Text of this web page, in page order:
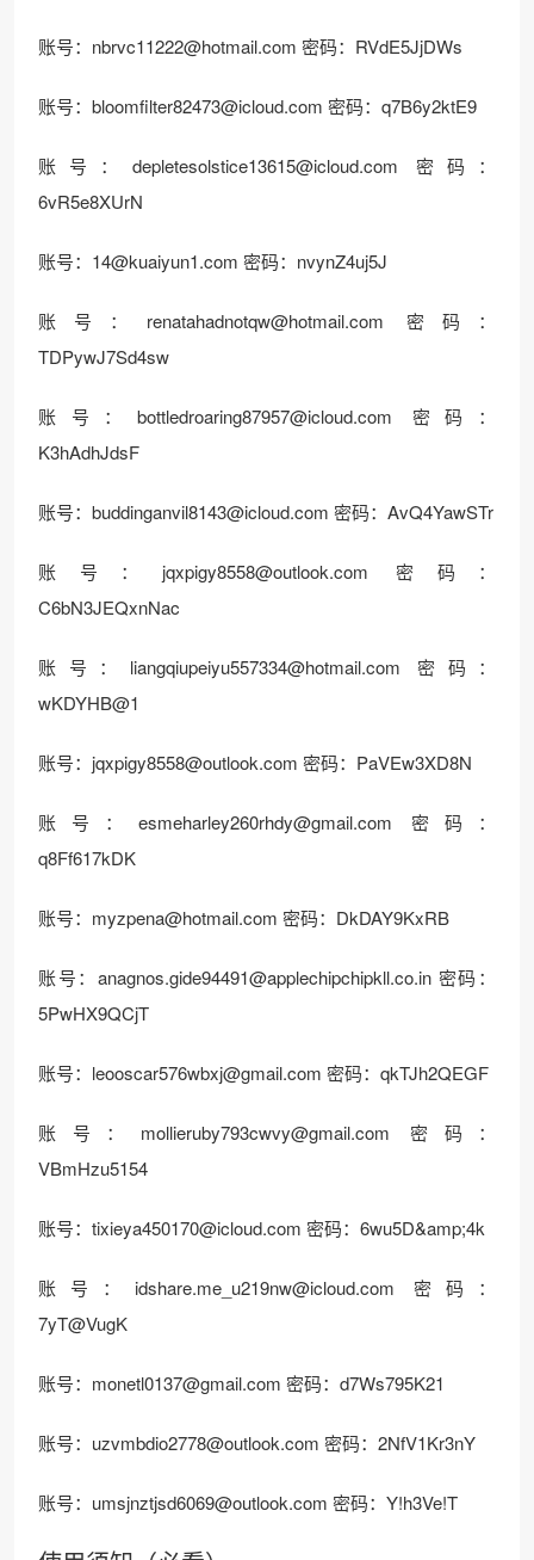
账号： nbrvc11222@hotmail.com 密码：RVdE5JjDWs
账号： bloomfilter82473@icloud.com 密码：q7B6y2ktE9
账号： depletesolstice13615@icloud.com 密码：
6vR5e8XUrN
账号： 14@kuaiyun1.com 密码：nvynZ4uj5J
账号： renatahadnotqw@hotmail.com 密码：
TDPywJ7Sd4sw
账号： bottledroaring87957@icloud.com 密码：
K3hAdhJdsF
账号： buddinganvil8143@icloud.com 密码：AvQ4YawSTr
账号： jqxpigy8558@outlook.com 密码：
C6bN3JEQxnNac
账号： liangqiupeiyu557334@hotmail.com 密码：
wKDYHB@1
账号： jqxpigy8558@outlook.com 密码：PaVEw3XD8N
账号： esmeharley260rhdy@gmail.com 密码：
q8Ff617kDK
账号： myzpena@hotmail.com 密码：DkDAY9KxRB
账号： anagnos.gide94491@applechipchipkll.co.in 密码：
5PwHX9QCjT
账号： leooscar576wbxj@gmail.com 密码：qkTJh2QEGF
账号： mollieruby793cwvy@gmail.com 密码：
VBmHzu5154
账号： tixieya450170@icloud.com 密码：6wu5D&amp;4k
账号： idshare.me_u219nw@icloud.com 密码：
7yT@VugK
账号： monetl0137@gmail.com 密码：d7Ws795K21
账号： uzvmbdio2778@outlook.com 密码：2NfV1Kr3nY
账号： umsjnztjsd6069@outlook.com 密码：Y!h3Ve!T